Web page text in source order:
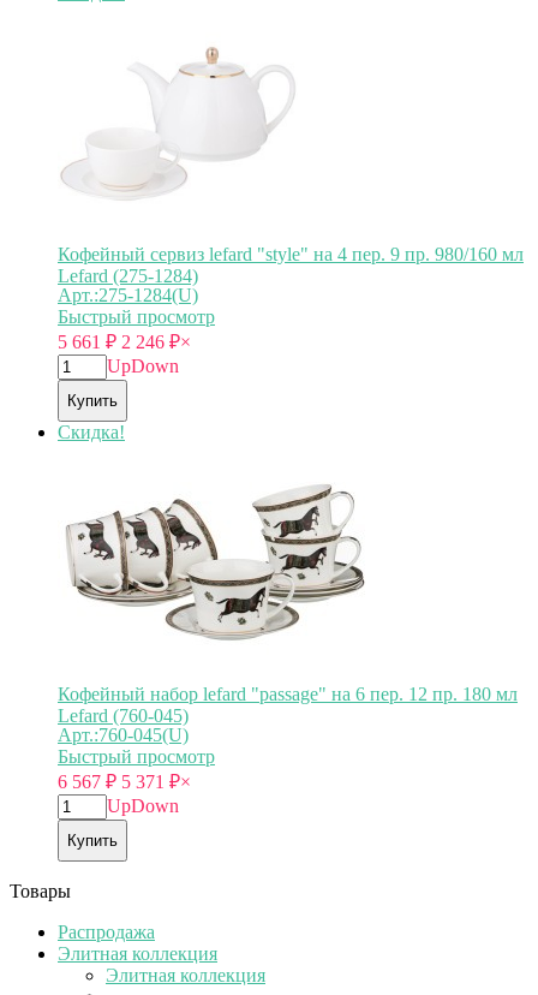
Кофейный сервиз lefard "style" на 4 пер. 9 пр. 980/160 мл
Lefard (275-1284)
Арт.:275-1284(U)
Быстрый просмотр
5 661 ₽ 2 246 ₽×
UpDown
Купить
Скидка!
Кофейный набор lefard "passage" на 6 пер. 12 пр. 180 мл
Lefard (760-045)
Арт.:760-045(U)
Быстрый просмотр
6 567 ₽ 5 371 ₽×
UpDown
Купить
Товары
Распродажа
Элитная коллекция
Элитная коллекция